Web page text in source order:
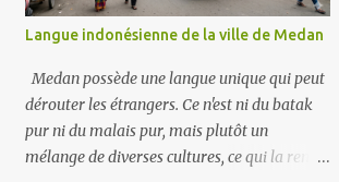
Langue indonésienne de la ville de Medan
Medan possède une langue unique qui peut
dérouter les étrangers. Ce n'est ni du batak
pur ni du malais pur, mais plutôt un
mélange de diverses cultures, ce qui la rend